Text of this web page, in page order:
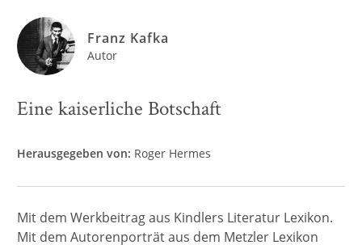
Franz Kafka
Autor
Eine kaiserliche Botschaft
Herausgegeben von: Roger Hermes
Mit dem Werkbeitrag aus Kindlers Literatur Lexikon.
Mit dem Autorenporträt aus dem Metzler Lexikon